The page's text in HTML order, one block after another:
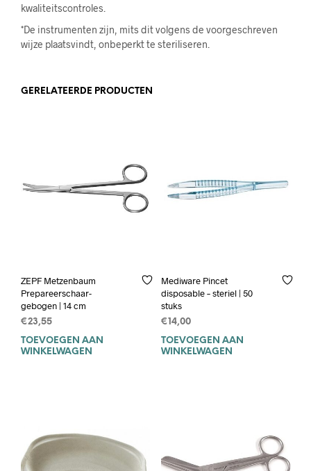
kwaliteitscontroles.
*De instrumenten zijn, mits dit volgens de voorgeschreven
wijze plaatsvindt, onbeperkt te steriliseren.
GERELATEERDE PRODUCTEN
ZEPF Metzenbaum
Prepareerschaar-
gebogen | 14 cm
€23,55
TOEVOEGEN AAN
WINKELWAGEN
Mediware Pincet
disposable – steriel | 50
stuks
€14,00
TOEVOEGEN AAN
WINKELWAGEN